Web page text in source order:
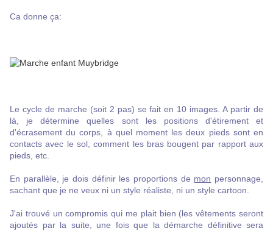
Ca donne ça:
Le cycle de marche (soit 2 pas) se fait en 10 images. A partir de
là, je détermine quelles sont les positions d'étirement et
d'écrasement du corps, à quel moment les deux pieds sont en
contacts avec le sol, comment les bras bougent par rapport aux
pieds, etc.
En parallèle, je dois définir les proportions de mon personnage,
sachant que je ne veux ni un style réaliste, ni un style cartoon.
J'ai trouvé un compromis qui me plait bien (les vêtements seront
ajoutés par la suite, une fois que la démarche définitive sera